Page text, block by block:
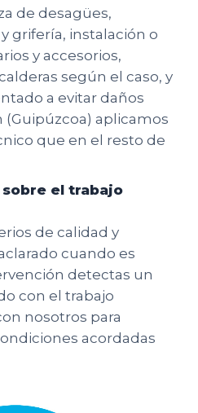
de desagües,
grifería, instalación o
y accesorios,
según el caso, y
a evitar daños
(Guipúzcoa) aplicamos
que en el resto de
el trabajo
de calidad y
cuando es
detectas un
con el trabajo
nosotros para
acordadas